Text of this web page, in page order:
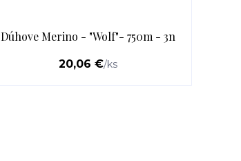
Dúhove Merino - "Wolf"- 750m - 3n
20,06 €/ks